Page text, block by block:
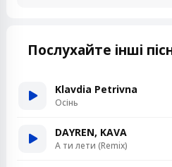
Послухайте інші
Klavdia Petrivna
Осінь
DAYREN, KAVA
А ти лети (Remix)